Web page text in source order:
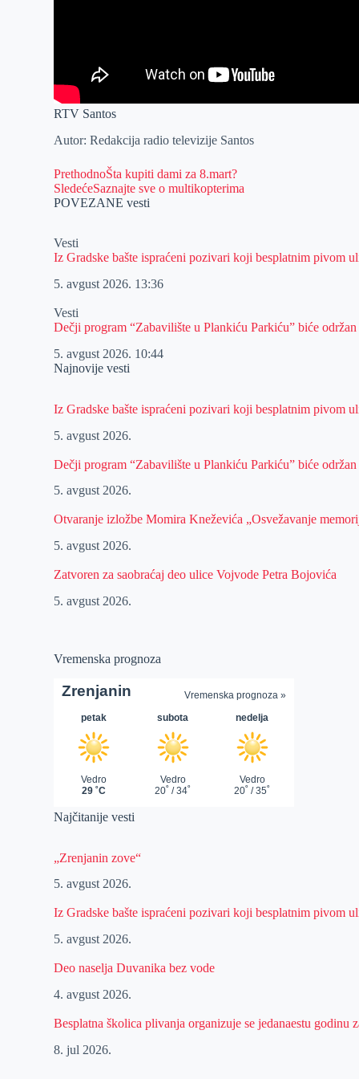
RTV Santos
Autor: Redakcija radio televizije Santos
PrethodnoŠta kupiti dami za 8.mart?
SledećeSaznajte sve o multikopterima
POVEZANE vesti
Vesti
Iz Gradske bašte ispraćeni pozivari koji besplatnim pivom
5. avgust 2026. 13:36
Vesti
Dečji program “Zabavilište u Plankiću Parkiću” biće
5. avgust 2026. 10:44
Najnovije vesti
Iz Gradske bašte ispraćeni pozivari koji besplatnim pivom
5. avgust 2026.
Dečji program “Zabavilište u Plankiću Parkiću” biće
5. avgust 2026.
Otvaranje izložbe Momira Kneževića „Osvežavanje
5. avgust 2026.
Zatvoren za saobraćaj deo ulice Vojvode Petra Bojovića
5. avgust 2026.
Vremenska prognoza
Najčitanije vesti
„Zrenjanin zove“
5. avgust 2026.
Iz Gradske bašte ispraćeni pozivari koji besplatnim pivom
5. avgust 2026.
Deo naselja Duvanika bez vode
4. avgust 2026.
Besplatna školica plivanja organizuje se jedanaestu godinu
8. jul 2026.